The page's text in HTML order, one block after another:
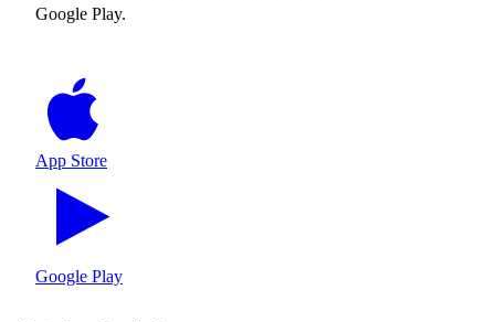
Google Play.
App Store
Google Play